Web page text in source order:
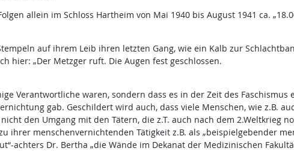
allein im Schloss Hartheim von Mai 1940 bis August 1941 ca.
auf ihrem Leib ihren letzten Gang, wie ein Kalb zur
hier: „Der Metzger ruft. Die Augen fest geschlossen.
Verantwortliche waren, sondern dass es in der Zeit des
gab. Geschildert wird auch, dass viele Menschen, wie z.B.
den Umgang mit den Tätern, die z.T. auch nach dem 2.Weltkrieg
ihrer menschenvernichtenden Tätigkeit z.B. als „beispielgebender
achters Dr. Bertha „die Wände im Dekanat der Medizinischen